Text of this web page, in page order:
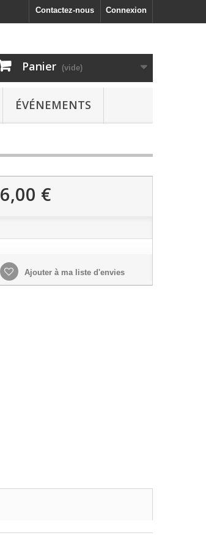
Connexion
Contactez-nous
Panier (vide)
ÉVÉNEMENTS
6,00 €
Ajouter à ma liste d'envies